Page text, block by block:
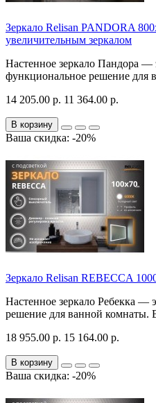
Зеркало Relisan PANDORA
увеличительным зеркалом
Настенное зеркало Пандора —
функциональное решение для
14 205.00 р. 11 364.00 р.
В корзину
Ваша скидка: -20%
Зеркало Relisan REBECCA
Настенное зеркало Ребекка —
решение для ванной комнаты.
18 955.00 р. 15 164.00 р.
В корзину
Ваша скидка: -20%